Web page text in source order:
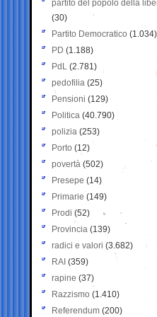
partito del popolo della
(30)
Partito Democratico (1.034)
PD (1.188)
PdL (2.781)
pedofilia (25)
Pensioni (129)
Politica (40.790)
polizia (253)
Porto (12)
povertà (502)
Presepe (14)
Primarie (149)
Prodi (52)
Provincia (139)
radici e valori (3.682)
RAI (359)
rapine (37)
Razzismo (1.410)
Referendum (200)